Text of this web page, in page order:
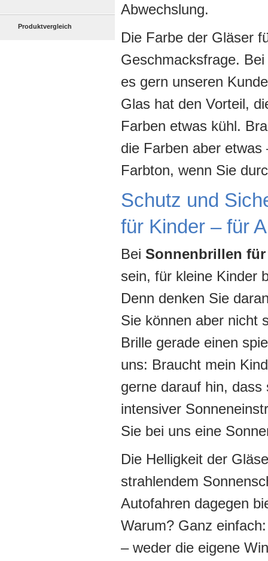
Abwechslung.
Die Farbe der Gläser
Geschmacksfrage.
es gern unseren
Glas hat den Vorteil,
Farben etwas kühl.
die Farben aber
Farbton, wenn Sie
Schutz und
für Kinder – für
Bei Sonnenbrillen
sein, für kleine Kinder
Denn denken Sie
Sie können aber nicht
Brille gerade einen
uns: Braucht mein
gerne darauf hin,
intensiver
Sie bei uns eine
Die Helligkeit der
strahlendem
Autofahren dagegen
Warum? Ganz
– weder die eigene
Produktvergleich